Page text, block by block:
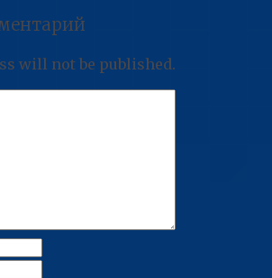
will not be published.